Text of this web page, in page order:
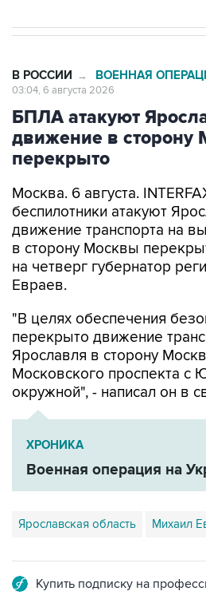
В РОССИИ → ВОЕННАЯ
03:04, 6 августа 2026
БПЛА атакуют
движение в сторону
перекрыто
Москва. 6 августа.
беспилотники атакуют
движение транспорта на
в сторону Москвы
на четверг губернатор
Евраев.
"В целях обеспечения
перекрыто движение
Ярославля в сторону
Московского проспекта с
окружной", - написал он в
ХРОНИКА
Военная операция на
Ярославская область Михаил
Купить подписку на